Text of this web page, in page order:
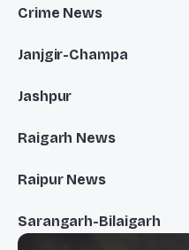
Crime News
Janjgir-Champa
Jashpur
Raigarh News
Raipur News
Sarangarh-Bilaigarh